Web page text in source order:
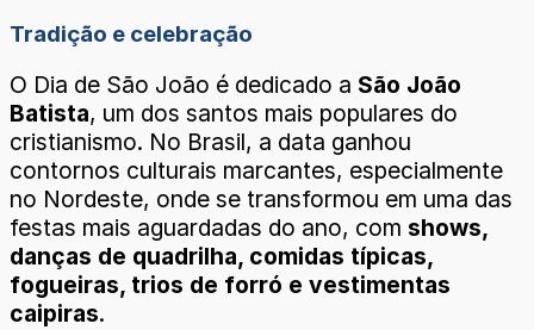
Tradição e celebração
O Dia de São João é dedicado a São João
Batista, um dos santos mais populares do
cristianismo. No Brasil, a data ganhou
contornos culturais marcantes, especialmente
no Nordeste, onde se transformou em uma das
festas mais aguardadas do ano, com shows,
danças de quadrilha, comidas típicas,
fogueiras, trios de forró e vestimentas
caipiras.